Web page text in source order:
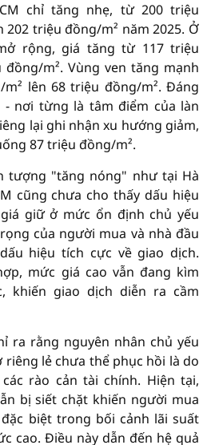
chỉ tăng nhẹ, từ 200 triệu
202 triệu đồng/m² năm 2025. Ở
rộng, giá tăng từ 117 triệu
m². Vùng ven tăng mạnh
lên 68 triệu đồng/m². Đáng
- nơi từng là tâm điểm của làn
lại ghi nhận xu hướng giảm,
87 triệu đồng/m².
tượng "tăng nóng" như tại Hà
cũng chưa cho thấy dấu hiệu
giữ ở mức ổn định chủ yếu
của người mua và nhà đầu
hiệu tích cực về giao dịch.
mức giá cao vẫn đang kìm
khiến giao dịch diễn ra cầm
ra rằng nguyên nhân chủ yếu
lẻ chưa thể phục hồi là do
rào cản tài chính. Hiện tại,
bị siết chặt khiến người mua
biệt trong bối cảnh lãi suất
cao. Điều này dẫn đến hệ quả